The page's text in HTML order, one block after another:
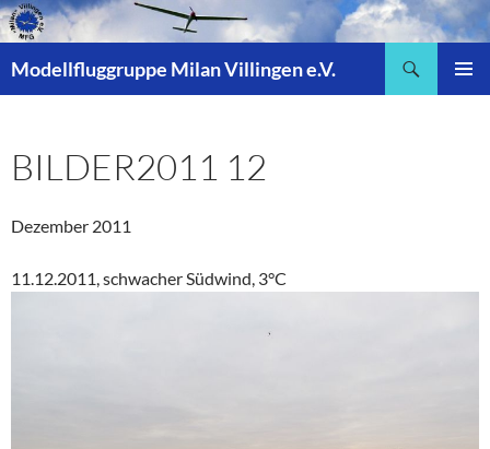
Zum
Inhalt
springen
Modellfluggruppe Milan Villingen e.V.
BILDER2011 12
Dezember 2011
11.12.2011, schwacher Südwind, 3°C